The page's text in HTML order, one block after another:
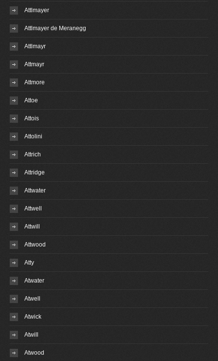
Attlmayer
Attlmayer de Meranegg
Attlmayr
Attmayr
Attmore
Attoe
Attois
Attolini
Attrich
Attridge
Attwater
Attwell
Attwill
Attwood
Atty
Atwater
Atwell
Atwick
Atwill
Atwood